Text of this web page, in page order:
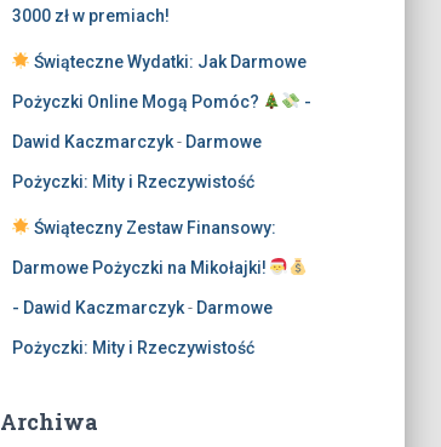
3000 zł w premiach!
Świąteczne Wydatki: Jak Darmowe
Pożyczki Online Mogą Pomóc? -
Dawid Kaczmarczyk- Darmowe
Pożyczki: Mity i Rzeczywistość
Świąteczny Zestaw Finansowy:
Darmowe Pożyczki na Mikołajki!
- Dawid Kaczmarczyk- Darmowe
Pożyczki: Mity i Rzeczywistość
Archiwa